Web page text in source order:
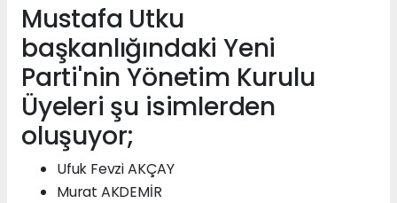
Mustafa Utku
başkanlığındaki Yeni
Parti'nin Yönetim Kurulu
Üyeleri şu isimlerden
oluşuyor;
Ufuk Fevzi AKÇAY
Murat AKDEMİR